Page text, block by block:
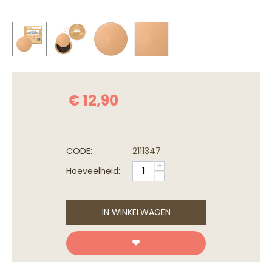
€12,90
CODE:
2111347
Hoeveelheid:
+
−
IN WINKELWAGEN